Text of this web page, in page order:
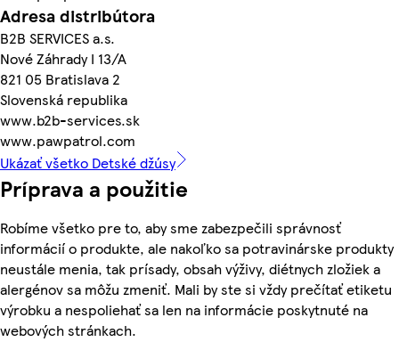
Adresa distribútora
B2B SERVICES a.s.
Nové Záhrady I 13/A
821 05 Bratislava 2
Slovenská republika
www.b2b-services.sk
www.pawpatrol.com
Ukázať všetko Detské džúsy
Príprava a použitie
Robíme všetko pre to, aby sme zabezpečili správnosť
informácií o produkte, ale nakoľko sa potravinárske produkty
neustále menia, tak prísady, obsah výživy, diétnych zložiek a
alergénov sa môžu zmeniť. Mali by ste si vždy prečítať etiketu
výrobku a nespoliehať sa len na informácie poskytnuté na
webových stránkach.